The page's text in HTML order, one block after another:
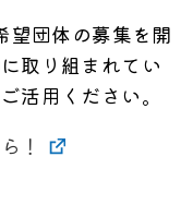
望団体の募集を開
取り組まれてい
活用ください。
！